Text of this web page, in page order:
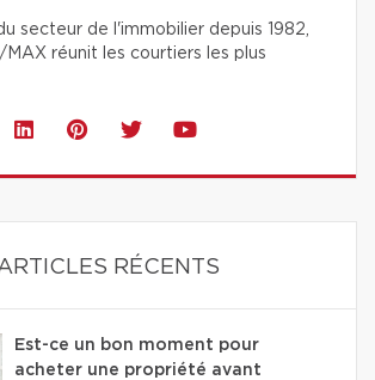
secteur de l'immobilier depuis 1982,
MAX réunit les courtiers les plus
RÉCENTS
Est-ce un bon moment pour
acheter une propriété avant